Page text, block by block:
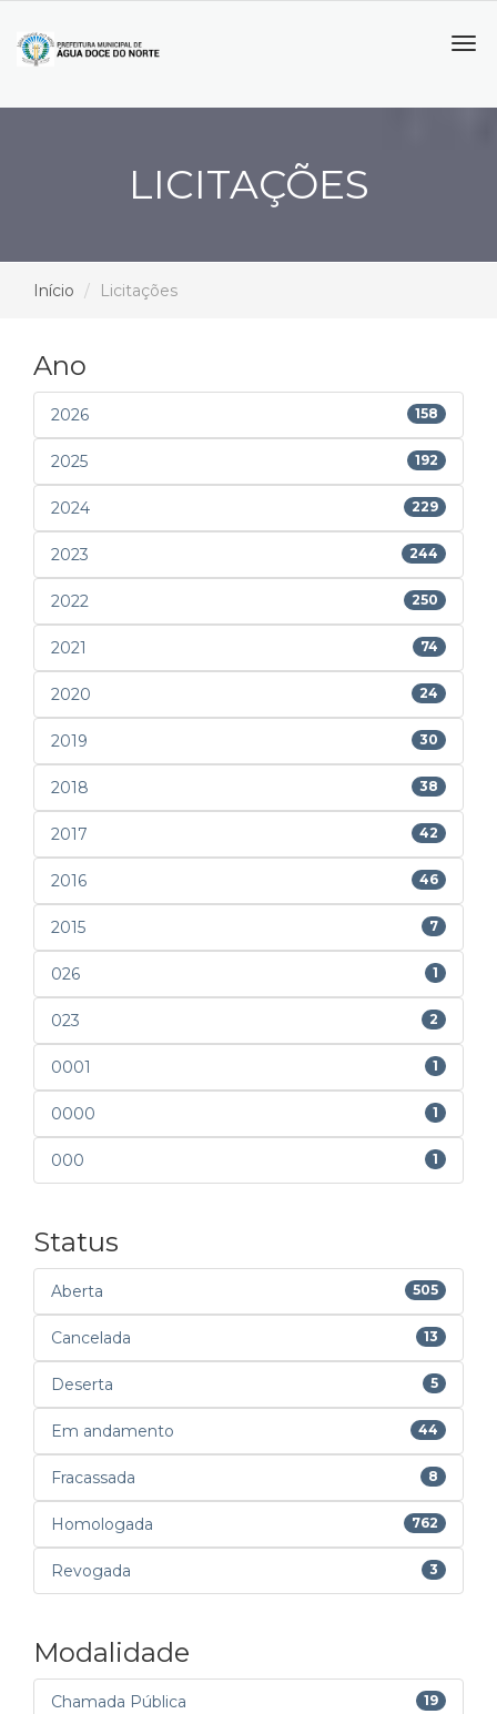
LICITAÇÕES
Início Licitações
Ano
2026 158
2025 192
2024 229
2023 244
2022 250
2021 74
2020 24
2019 30
2018 38
2017 42
2016 46
2015 7
026 1
023 2
0001 1
0000 1
000 1
Status
Aberta 505
Cancelada 13
Deserta 5
Em andamento 44
Fracassada 8
Homologada 762
Revogada 3
Modalidade
Chamada Pública 19